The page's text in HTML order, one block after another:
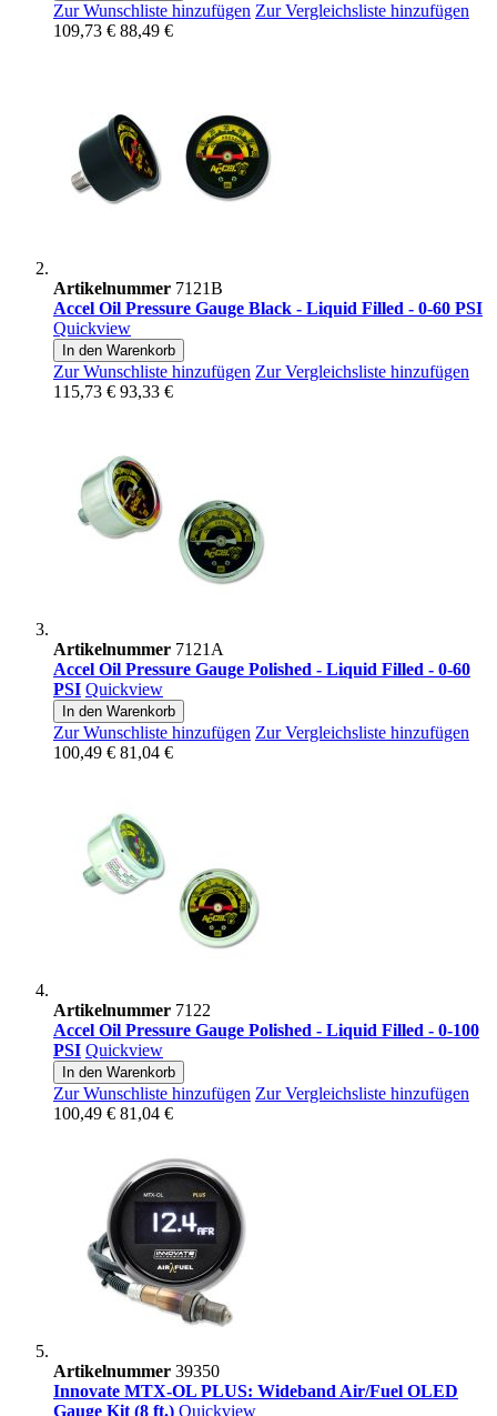
Zur Wunschliste hinzufügen Zur Vergleichsliste hinzufügen
109,73 € 88,49 €
Artikelnummer 7121B
Accel Oil Pressure Gauge Black - Liquid Filled - 0-60 PSI
Quickview
In den Warenkorb
Zur Wunschliste hinzufügen Zur Vergleichsliste hinzufügen
115,73 € 93,33 €
Artikelnummer 7121A
Accel Oil Pressure Gauge Polished - Liquid Filled - 0-60
PSI Quickview
In den Warenkorb
Zur Wunschliste hinzufügen Zur Vergleichsliste hinzufügen
100,49 € 81,04 €
Artikelnummer 7122
Accel Oil Pressure Gauge Polished - Liquid Filled - 0-100
PSI Quickview
In den Warenkorb
Zur Wunschliste hinzufügen Zur Vergleichsliste hinzufügen
100,49 € 81,04 €
Artikelnummer 39350
Innovate MTX-OL PLUS: Wideband Air/Fuel OLED
Gauge Kit (8 ft.) Quickview